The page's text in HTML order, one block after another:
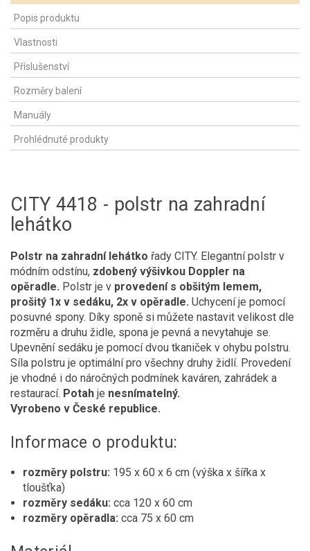
Popis produktu
Vlastnosti
Příslušenství
Rozměry balení
Manuály
Prohlédnuté produkty
CITY 4418 - polstr na zahradní
lehátko
Polstr na zahradní lehátko řady CITY. Elegantní polstr v
módním odstínu, zdobený výšivkou Doppler na
opěradle. Polstr je v provedení s obšitým lemem,
prošitý 1x v sedáku, 2x v opěradle. Uchycení je pomocí
posuvné spony. Díky sponě si můžete nastavit velikost dle
rozměru a druhu židle, spona je pevná a nevytahuje se.
Upevnění sedáku je pomocí dvou tkaniček v ohybu polstru.
Síla polstru je optimální pro všechny druhy židlí. Provedení
je vhodné i do náročných podmínek kaváren, zahrádek a
restaurací. Potah je nesnímatelný.
Vyrobeno v České republice.
Informace o produktu:
rozměry polstru: 195 x 60 x 6 cm (výška x šířka x
tloušťka)
rozměry sedáku: cca 120 x 60 cm
rozměry opěradla: cca 75 x 60 cm